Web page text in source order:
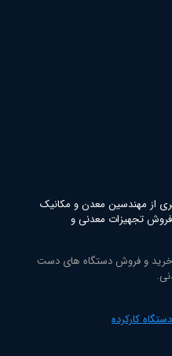
از مهندسین معدن و مکانیک
فروش تجهیزات معدنی و
خرید و فروش دستگاه های دست
کارکرده